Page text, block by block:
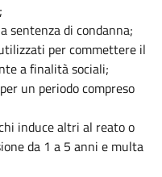
sentenza di condanna;
per commettere il
a finalità sociali;
un periodo compreso
induce altri al reato o
da 1 a 5 anni e multa